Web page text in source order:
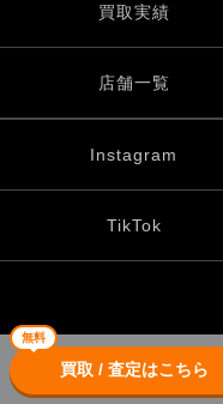
無料
買取 / 査定はこちら
買取実績
店舗一覧
Instagram
TikTok